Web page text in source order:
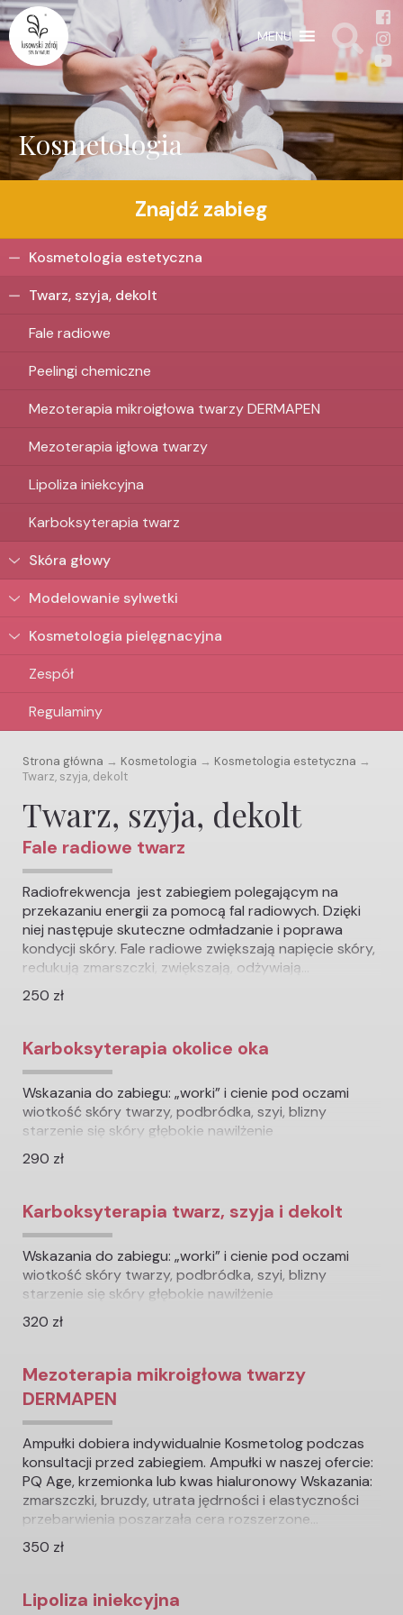
MENU
Kosmetologia
Znajdź zabieg
Kosmetologia estetyczna
Twarz, szyja, dekolt
Fale radiowe
Peelingi chemiczne
Mezoterapia mikroigłowa twarzy DERMAPEN
Mezoterapia igłowa twarzy
Lipoliza iniekcyjna
Karboksyterapia twarz
Skóra głowy
Modelowanie sylwetki
Kosmetologia pielęgnacyjna
Zespół
Regulaminy
Strona główna → Kosmetologia → Kosmetologia estetyczna →
Twarz, szyja, dekolt
Twarz, szyja, dekolt
Fale radiowe twarz
Radiofrekwencja jest zabiegiem polegającym na
przekazaniu energii za pomocą fal radiowych. Dzięki
niej następuje skuteczne odmładzanie i poprawa
kondycji skóry. Fale radiowe zwiększają napięcie skóry,
redukują zmarszczki, zwiększają, odżywiają...
250 zł
Karboksyterapia okolice oka
Wskazania do zabiegu: „worki” i cienie pod oczami
wiotkość skóry twarzy, podbródka, szyi, blizny
starzenie się skóry głębokie nawilżenie
290 zł
Karboksyterapia twarz, szyja i dekolt
Wskazania do zabiegu: „worki” i cienie pod oczami
wiotkość skóry twarzy, podbródka, szyi, blizny
starzenie się skóry głębokie nawilżenie
320 zł
Mezoterapia mikroigłowa twarzy
DERMAPEN
Ampułki dobiera indywidualnie Kosmetolog podczas
konsultacji przed zabiegiem. Ampułki w naszej ofercie:
PQ Age, krzemionka lub kwas hialuronowy Wskazania:
zmarszczki, bruzdy, utrata jędrności i elastyczności
przebarwienia poszarzała cera rozszerzone...
350 zł
Lipoliza iniekcyjna